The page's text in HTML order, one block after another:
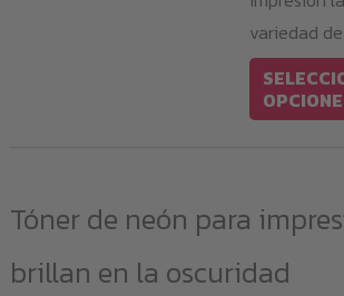
variedad
Tóner de neón para
brillan en la oscuridad